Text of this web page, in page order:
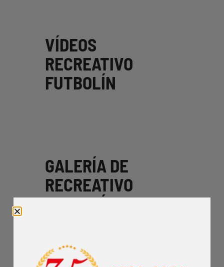
VÍDEOS
RECREATIVO
FUTBOLÍN
GALERÍA DE
RECREATIVO
FUTBOLÍN